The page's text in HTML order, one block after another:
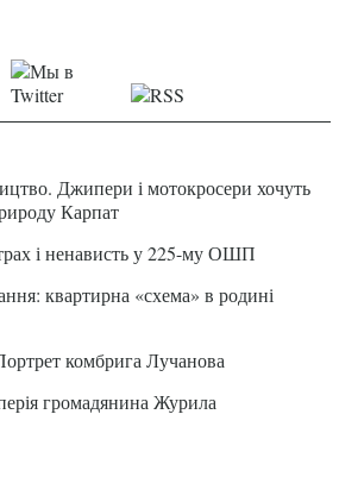
Джипери і мотокросери хочуть
Карпат
і ненависть у 225-му ОШП
квартирна «схема» в родині
комбрига Лучанова
громадянина Журила